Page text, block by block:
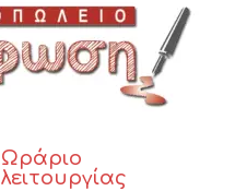
Ωράριο
λειτουργίας